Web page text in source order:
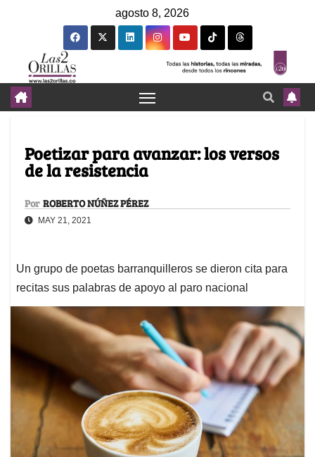
agosto 8, 2026
Poetizar para avanzar: los versos
de la resistencia
Por ROBERTO NÚÑEZ PÉREZ
MAY 21, 2021
Un grupo de poetas barranquilleros se dieron cita para
recitas sus palabras de apoyo al paro nacional